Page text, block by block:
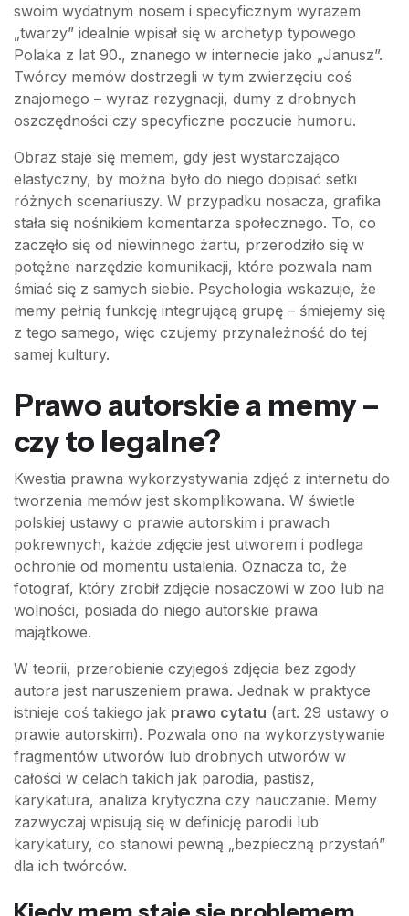
swoim wydatnym nosem i specyficznym wyrazem
„twarzy” idealnie wpisał się w archetyp typowego
Polaka z lat 90., znanego w internecie jako „Janusz”.
Twórcy memów dostrzegli w tym zwierzęciu coś
znajomego – wyraz rezygnacji, dumy z drobnych
oszczędności czy specyficzne poczucie humoru.
Obraz staje się memem, gdy jest wystarczająco
elastyczny, by można było do niego dopisać setki
różnych scenariuszy. W przypadku nosacza, grafika
stała się nośnikiem komentarza społecznego. To, co
zaczęło się od niewinnego żartu, przerodziło się w
potężne narzędzie komunikacji, które pozwala nam
śmiać się z samych siebie. Psychologia wskazuje, że
memy pełnią funkcję integrującą grupę – śmiejemy się
z tego samego, więc czujemy przynależność do tej
samej kultury.
Prawo autorskie a memy –
czy to legalne?
Kwestia prawna wykorzystywania zdjęć z internetu do
tworzenia memów jest skomplikowana. W świetle
polskiej ustawy o prawie autorskim i prawach
pokrewnych, każde zdjęcie jest utworem i podlega
ochronie od momentu ustalenia. Oznacza to, że
fotograf, który zrobił zdjęcie nosaczowi w zoo lub na
wolności, posiada do niego autorskie prawa
majątkowe.
W teorii, przerobienie czyjegoś zdjęcia bez zgody
autora jest naruszeniem prawa. Jednak w praktyce
istnieje coś takiego jak prawo cytatu (art. 29 ustawy o
prawie autorskim). Pozwala ono na wykorzystywanie
fragmentów utworów lub drobnych utworów w
całości w celach takich jak parodia, pastisz,
karykatura, analiza krytyczna czy nauczanie. Memy
zazwyczaj wpisują się w definicję parodii lub
karykatury, co stanowi pewną „bezpieczną przystań”
dla ich twórców.